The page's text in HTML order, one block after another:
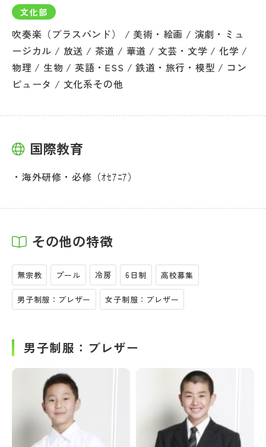
文化部
吹奏楽（ブラスバンド） / 美術・絵画 / 演劇・ミュ
ージカル / 放送 / 茶道 / 華道 / 文芸・文学 / 化学 /
物理 / 生物 / 英語・ESS / 鉄道・旅行・模型 / コン
ピュータ / 文化系その他
国際教育
海外研修・必修（ｵｾｱﾆｱ）
その他の特徴
無宗教 プール 冷房 6日制 高校募集
男子制服：ブレザー 女子制服：ブレザー
男子制服：ブレザー